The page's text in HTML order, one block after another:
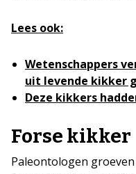
Lees ook:
Wetenschappers
uit levende kikker
Deze kikkers
Forse kikker
Paleontologen